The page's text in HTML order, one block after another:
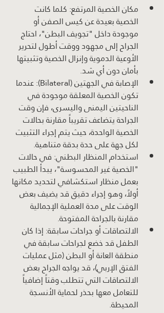
مكان الخصية المرتفع: كلما كانت
الخصية بعيدة عن كيس الصفن أو
موجودة داخل "تجويف البطن"، احتاج
الجراح إلى مجهود ووقت أطول لتحرير
الأوعية الدموية وإنزال الخصية وتثبيتها
بأمان دون أي شد.
الإصابة في الجهتين (Bilateral): عندما
تكون الخصية المعلقة موجودة في
الناحيتين اليمنى واليسرى، فإن وقت
الجراحة يتضاعف تقريباً مقارنة بحالات
الخصية الواحدة، حيث يتم إجراء التثبيت
لكل جهة على حدة بدقة متناهية.
استخدام المنظار البطني: في حالات
"الخصية غير المحسوسة"، يبدأ الطبيب
بعمل منظار استكشافي لتحديد مكانها
أولاً، وهو إجراء دقيق قد يضيف بعض
الوقت على مدة العملية الإجمالية
مقارنة بالجراحة المفتوحة.
الالتصاقات أو جراحات سابقة: إذا كان
الطفل قد خضع لجراحات سابقة في
منطقة العانة أو البطن (مثل عمليات
الفتق الإربي)، قد يواجه الجراح بعض
الالتصاقات التي تتطلب وقتاً إضافياً
للتعامل معها بحذر لحماية الأنسجة
المحيطة.